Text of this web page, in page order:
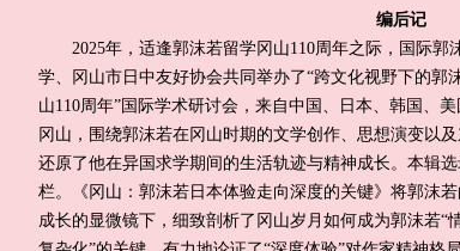
编后记
2025年，适逢郭沫若留学冈山110周年之际，国际郭
学、冈山市日中友好协会共同举办了“跨文化视野下的
山110周年”国际学术研讨会，来自中国、日本、韩国、
冈山，围绕郭沫若在冈山时期的文学创作、思想演变以
还原了他在异国求学期间的生活轨迹与精神成长。本辑
栏。《冈山：郭沫若日本体验走向深度的关键》将郭沫
成长的显微镜下，细致剖析了冈山岁月如何成为郭沫若“